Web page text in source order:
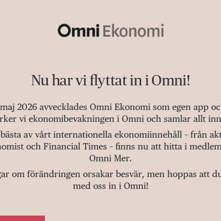
Nu har vi flyttat in i Omni!
2026 avvecklades Omni Ekonomi som egen app
vi ekonomibevakningen i Omni och samlar allt
av vårt internationella ekonomiinnehåll – från
och Financial Times – finns nu att hitta i
Omni Mer.
om förändringen orsakar besvär, men hoppas att
med oss in i Omni!